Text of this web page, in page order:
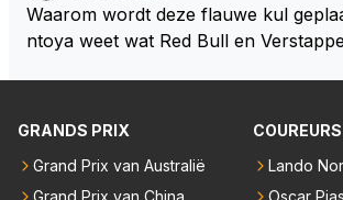
Waarom wordt deze flauwe kul
ntoya weet wat Red Bull en
GRANDS PRIX
Grand Prix van Australië
Grand Prix van China
COUREURS
Lando
Oscar